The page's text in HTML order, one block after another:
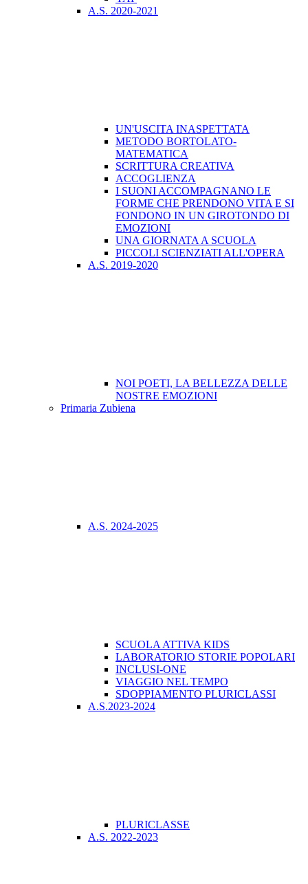
A.S. 2020-2021
UN'USCITA INASPETTATA
METODO BORTOLATO-
MATEMATICA
SCRITTURA CREATIVA
ACCOGLIENZA
I SUONI ACCOMPAGNANO LE
FORME CHE PRENDONO VITA E SI
FONDONO IN UN GIROTONDO DI
EMOZIONI
UNA GIORNATA A SCUOLA
PICCOLI SCIENZIATI ALL'OPERA
A.S. 2019-2020
NOI POETI, LA BELLEZZA DELLE
NOSTRE EMOZIONI
Primaria Zubiena
A.S. 2024-2025
SCUOLA ATTIVA KIDS
LABORATORIO STORIE POPOLARI
INCLUSI-ONE
VIAGGIO NEL TEMPO
SDOPPIAMENTO PLURICLASSI
A.S.2023-2024
PLURICLASSE
A.S. 2022-2023